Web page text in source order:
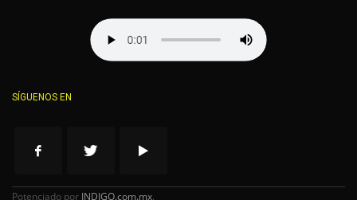
SÍGUENOS EN
Potenciado por INDIGO.com.mx.